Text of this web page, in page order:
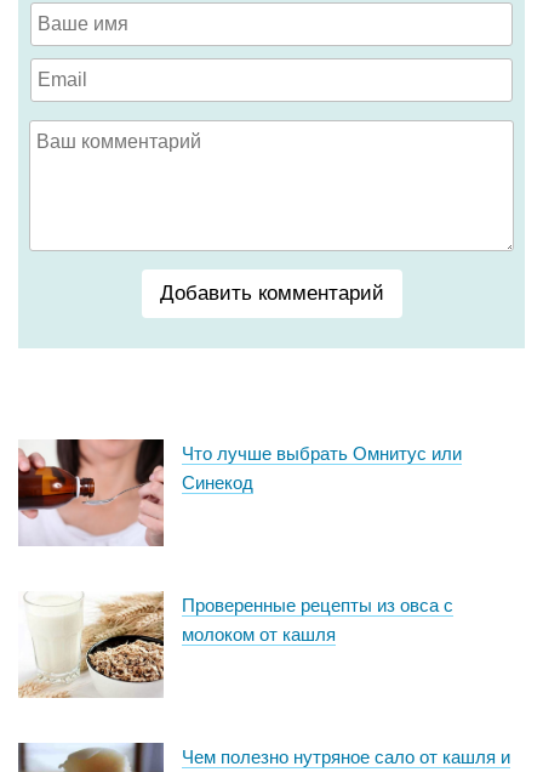
Добавить комментарий
Что лучше выбрать Омнитус или
Синекод
Проверенные рецепты из овса с
молоком от кашля
Чем полезно нутряное сало от кашля и